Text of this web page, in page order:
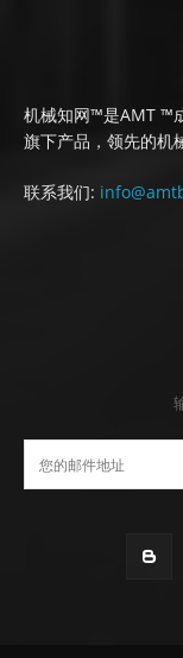
机械知网™是AMT ™
旗下产品，领先的机
联系我们: